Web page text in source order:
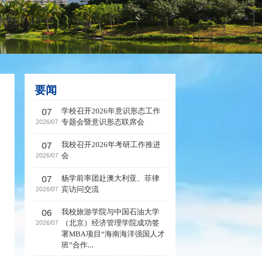
要闻
07
2026/07
学校召开2026年意识形态工作
专题会暨意识形态联席会
07
2026/07
我校召开2026年考研工作推进
会
07
2026/07
杨学前率团赴澳大利亚、菲律
宾访问交流
06
2026/07
我校旅游学院与中国石油大学
（北京）经济管理学院成功签
署MBA项目“海南海洋强国人才
班”合作...